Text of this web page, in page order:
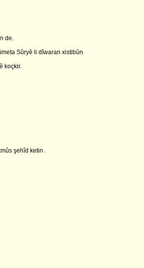
de.
Sûryê li dîwaran xistibûn
koçkir.
şehîd ketin .